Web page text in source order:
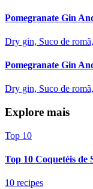
Pomegranate Gin
Dry gin, Suco de
Pomegranate Gin
Dry gin, Suco de
Explore mais
Top 10
Top 10 Coquetéis de
10 recipes